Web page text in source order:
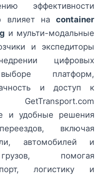
эффективности
влияет на container
и мульти-модальные
и экспедиторы
цифровых
платформ,
и доступ к
и удобные решения
включая
автомобилей и
помогая
логистику и